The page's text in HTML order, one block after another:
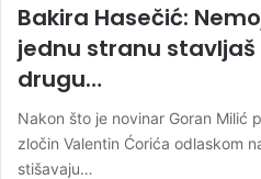
Bakira Hasečić:
jednu stranu stavljaš
drugu…
Nakon što je novinar Goran Milić
zločin Valentin Ćorića odlaskom
stišavaju…